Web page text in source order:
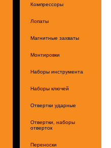
Компрессоры
Лопаты
Магнитные захваты
Монтировки
Наборы инструмента
Наборы ключей
Отвертки ударные
Отвертки, наборы
отверток
Переноски